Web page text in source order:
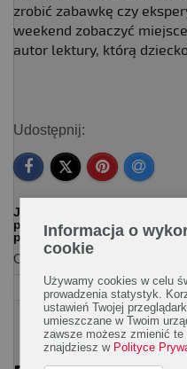
zrobić zabawkę czy
weekend zobaczyć
autor lektury, którą
Udostępnij:
Jeśli chcesz w łatwy
podobnej tematyce zaznacz
poniższej liście.
Ogólna:
dziecko
Informacja o
cookie
Używamy cookies w celu
prowadzenia statystyk.
ustawień Twojej
umieszczane w Twoim
zawsze możesz zmienić te
znajdziesz w Polityce